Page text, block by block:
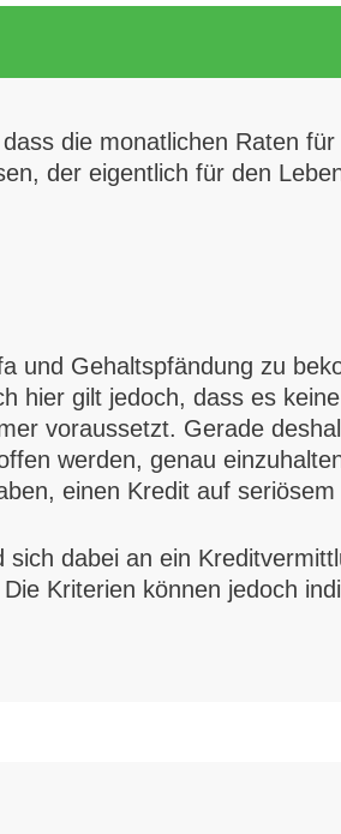
die monatlichen Raten
der eigentlich für den
und Gehaltspfändung zu
hier gilt jedoch, dass es
voraussetzt. Gerade
werden, genau
einen Kredit auf
dabei an ein
Kriterien können jedoch